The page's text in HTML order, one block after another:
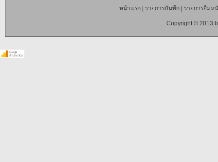
หน้าแรก| รายการบันทึก| รายการยืมห
Copyright © 2013